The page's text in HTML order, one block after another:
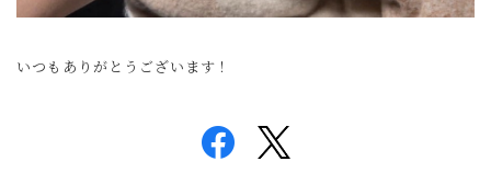
いつもありがとうございます！